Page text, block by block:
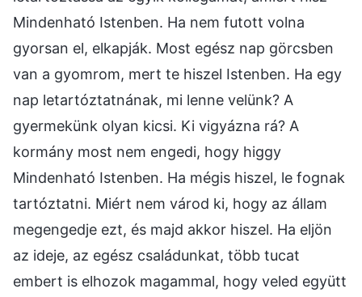
Mindenható Istenben. Ha nem futott volna
gyorsan el, elkapják. Most egész nap görcsben
van a gyomrom, mert te hiszel Istenben. Ha egy
nap letartóztatnának, mi lenne velünk? A
gyermekünk olyan kicsi. Ki vigyázna rá? A
kormány most nem engedi, hogy higgy
Mindenható Istenben. Ha mégis hiszel, le fognak
tartóztatni. Miért nem várod ki, hogy az állam
megengedje ezt, és majd akkor hiszel. Ha eljön
az ideje, az egész családunkat, több tucat
embert is elhozok magammal, hogy veled együtt